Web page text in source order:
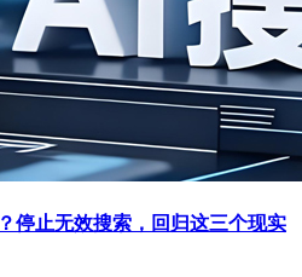
停止无效搜索，回归这三个现实